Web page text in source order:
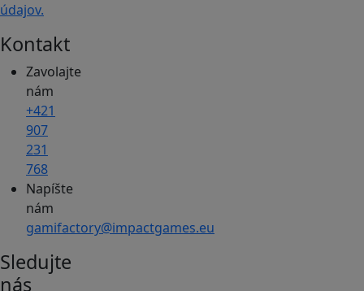
údajov.
Kontakt
Zavolajte
nám
+421
907
231
768
Napíšte
nám
gamifactory@impactgames.eu
Sledujte
nás